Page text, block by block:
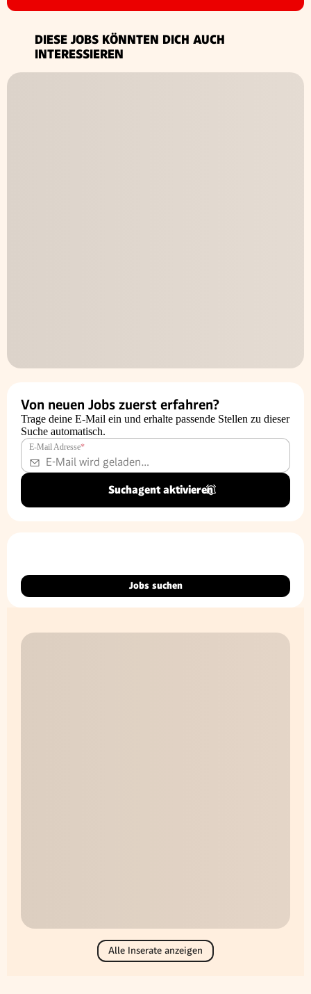
DIESE JOBS KÖNNTEN DICH AUCH
INTERESSIEREN
Von neuen Jobs zuerst erfahren?
Trage deine E-Mail ein und erhalte passende Stellen zu dieser
Suche automatisch.
E-Mail Adresse*
Suchagent aktivieren
Jobs suchen
Alle Inserate anzeigen